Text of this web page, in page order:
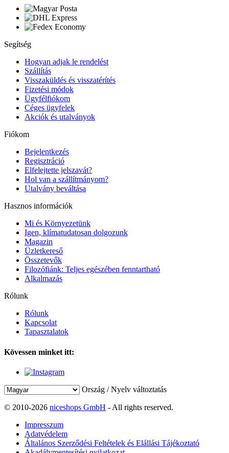
Segítség
Hogyan adjak le rendelést
Szállítás
Visszaküldés és visszatérítés
Fizetési módok
Ügyfélfiókom
Céges ügyfelek
Akciók és utalványok
Fiókom
Bejelentkezés
Regisztráció
Elfelejtette jelszavát?
Hol van a szállítmányom?
Utalvány beváltása
Hasznos információk
Mi és Környezetünk
Igen, klímatudatosan dolgozunk
Magazin
Üzletkereső
Összetevők
Filozófiánk: Teljes egészében fenntartható
Alkalmazás
Rólunk
Rólunk
Kapcsolat
Tapasztalatok
Kövessen minket itt:
Ország / Nyelv változtatás
© 2010-2026 niceshops GmbH - All rights reserved.
Impresszum
Adatvédelem
Általános Szerződési Feltételek és Elállási Tájékoztató